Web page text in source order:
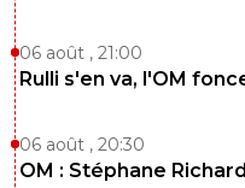
06 août , 21:00
Rulli s'en va, l'OM
06 août , 20:30
OM : Stéphane